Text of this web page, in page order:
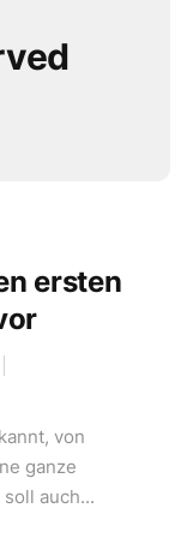
ersten
von
ganze
auch...